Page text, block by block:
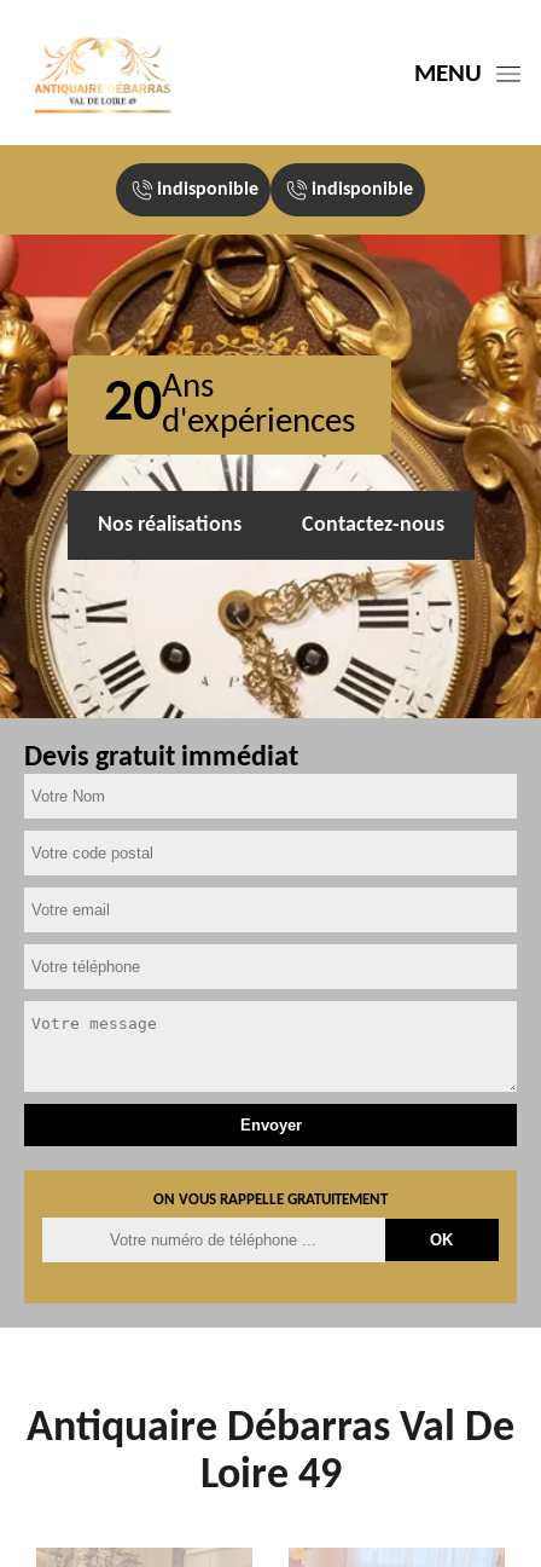
MENU
indisponible indisponible
20Ans
d'expériences
Nos réalisations Contactez-nous
Devis gratuit immédiat
ON VOUS RAPPELLE GRATUITEMENT
Antiquaire Débarras Val De
Loire 49